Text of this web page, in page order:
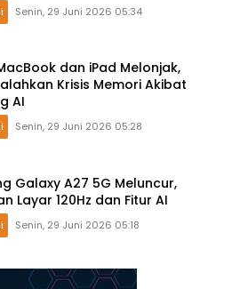
Senin, 29 Juni 2026 05:34
dan iPad Melonjak,
Krisis Memori Akibat
AI
Senin, 29 Juni 2026 05:28
Galaxy A27 5G Meluncur,
Layar 120Hz dan Fitur AI
Senin, 29 Juni 2026 05:18